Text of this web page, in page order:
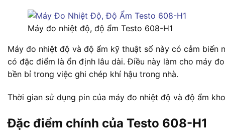
Máy đo nhiệt độ, độ ẩm Testo 608-H1
Máy đo nhiệt độ và độ ẩm kỹ thuật số này có cảm
có đặc điểm là ổn định lâu dài. Điều này làm cho máy
bền bỉ trong việc ghi chép khí hậu trong nhà.
Thời gian sử dụng pin của máy đo nhiệt độ và độ ẩm
Đặc điểm chính của Testo 608-H1